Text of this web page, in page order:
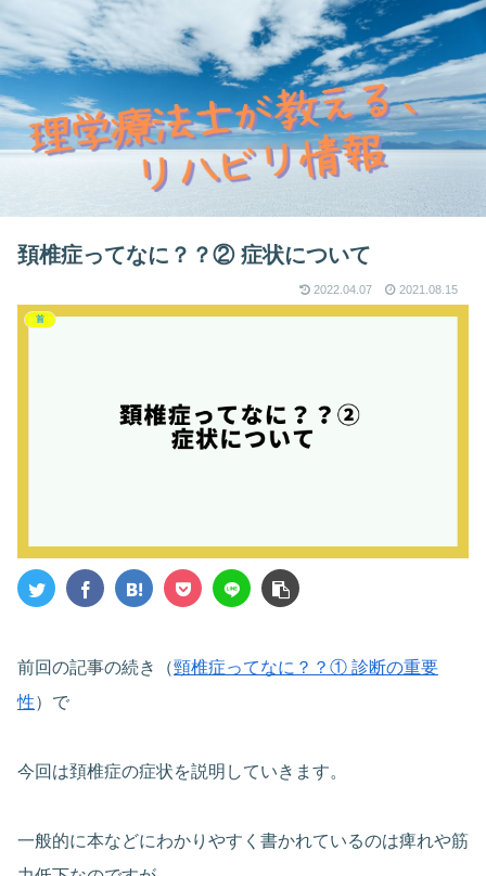
頚椎症ってなに？？② 症状について
2022.04.07 2021.08.15
首
前回の記事の続き（頸椎症ってなに？？① 診断の重要
性）で
今回は頚椎症の症状を説明していきます。
一般的に本などにわかりやすく書かれているのは痺れや筋